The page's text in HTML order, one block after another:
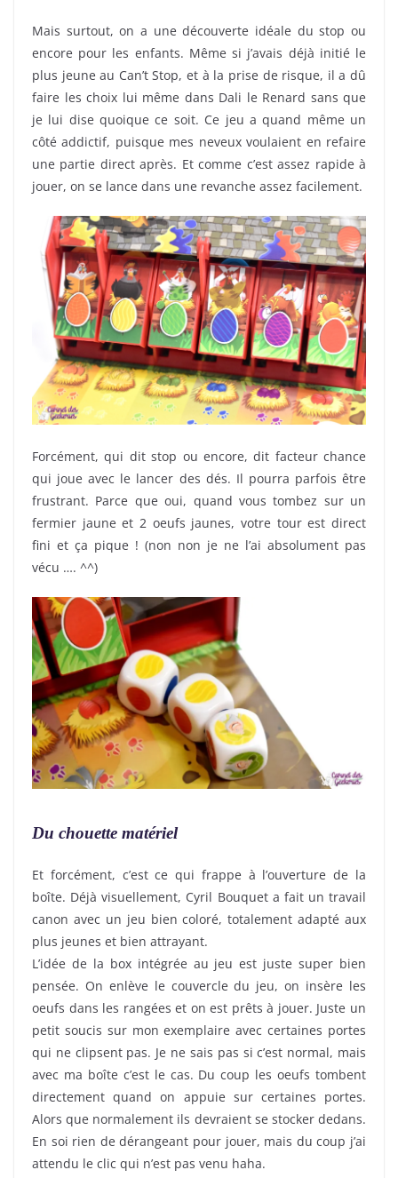
Mais surtout, on a une découverte idéale du stop ou
encore pour les enfants. Même si j’avais déjà initié le
plus jeune au Can’t Stop, et à la prise de risque, il a dû
faire les choix lui même dans Dali le Renard sans que
je lui dise quoique ce soit. Ce jeu a quand même un
côté addictif, puisque mes neveux voulaient en refaire
une partie direct après. Et comme c’est assez rapide à
jouer, on se lance dans une revanche assez facilement.
Forcément, qui dit stop ou encore, dit facteur chance
qui joue avec le lancer des dés. Il pourra parfois être
frustrant. Parce que oui, quand vous tombez sur un
fermier jaune et 2 oeufs jaunes, votre tour est direct
fini et ça pique ! (non non je ne l’ai absolument pas
vécu …. ^^)
Du chouette matériel
Et forcément, c’est ce qui frappe à l’ouverture de la
boîte. Déjà visuellement, Cyril Bouquet a fait un travail
canon avec un jeu bien coloré, totalement adapté aux
plus jeunes et bien attrayant.
L’idée de la box intégrée au jeu est juste super bien
pensée. On enlève le couvercle du jeu, on insère les
oeufs dans les rangées et on est prêts à jouer. Juste un
petit soucis sur mon exemplaire avec certaines portes
qui ne clipsent pas. Je ne sais pas si c’est normal, mais
avec ma boîte c’est le cas. Du coup les oeufs tombent
directement quand on appuie sur certaines portes.
Alors que normalement ils devraient se stocker dedans.
En soi rien de dérangeant pour jouer, mais du coup j’ai
attendu le clic qui n’est pas venu haha.